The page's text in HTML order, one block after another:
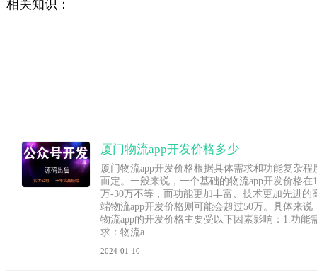
相关知识：
厦门物流app开发价格多少
厦门物流app开发价格根据具体需求和功能复杂程
而定。一般来说，一个基础的物流app开发价格在
万-30万不等，而功能更加丰富、技术更加先进的
端物流app开发价格则可能会超过50万。具体来说
物流app的开发价格主要受以下因素影响：1.功能
求：物流a
2024-01-10